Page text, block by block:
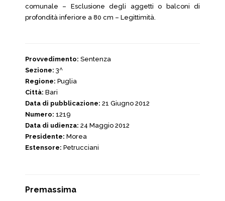
comunale – Esclusione degli aggetti o balconi di
profondità inferiore a 80 cm – Legittimità.
Provvedimento: Sentenza
Sezione: 3^
Regione: Puglia
Città: Bari
Data di pubblicazione: 21 Giugno 2012
Numero: 1219
Data di udienza: 24 Maggio 2012
Presidente: Morea
Estensore: Petrucciani
Premassima